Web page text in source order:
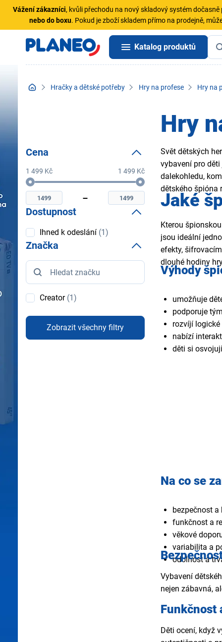
Vážení zákazníci, kvůli přechodu na nový skladový systém
nebo do boxu. Pokud je zboží skladem přímo na prodejně,
Katalog produktů
Hračky a dětské potřeby Hry na profese Hry na
Hry
Svět dětských
vybavení pro
dalekohledu,
dětského špióna
Jaké
Kterou
jsou ideální
efekty,
dlouhé hodiny
Výhody
umožňuje
podporuje
rozvíjí
nabízí
děti si
Na co se
bezpečnost
funkčnost a
věkové
variabilita a
odolnost a
Vybavení
nejen zábavná,
Funkčnost
Děti ocení, když
Cena
1 499 Kč 1 499 Kč
Cena
Minimální
cena
Maximální
cena
Dostupnost
Dostupnost
Ihned k odeslání (1)
Značka
Značka
Creator(1)
Zobrazit všechny filtry